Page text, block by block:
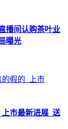
播间认购茶叶业
曝光
市最新进展_送